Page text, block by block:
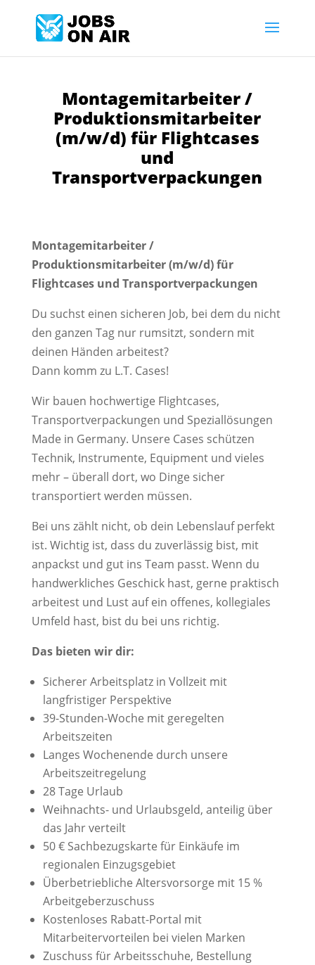
Montagemitarbeiter /
Produktionsmitarbeiter
(m/w/d) für Flightcases
und
Transportverpackungen
Montagemitarbeiter /
Produktionsmitarbeiter (m/w/d) für
Flightcases und Transportverpackungen
Du suchst einen sicheren Job, bei dem du nicht
den ganzen Tag nur rumsitzt, sondern mit
deinen Händen arbeitest?
Dann komm zu L.T. Cases!
Wir bauen hochwertige Flightcases,
Transportverpackungen und Speziallösungen
Made in Germany. Unsere Cases schützen
Technik, Instrumente, Equipment und vieles
mehr – überall dort, wo Dinge sicher
transportiert werden müssen.
Bei uns zählt nicht, ob dein Lebenslauf perfekt
ist. Wichtig ist, dass du zuverlässig bist, mit
anpackst und gut ins Team passt. Wenn du
handwerkliches Geschick hast, gerne praktisch
arbeitest und Lust auf ein offenes, kollegiales
Umfeld hast, bist du bei uns richtig.
Das bieten wir dir:
Sicherer Arbeitsplatz in Vollzeit mit
langfristiger Perspektive
39-Stunden-Woche mit geregelten
Arbeitszeiten
Langes Wochenende durch unsere
Arbeitszeitregelung
28 Tage Urlaub
Weihnachts- und Urlaubsgeld, anteilig über
das Jahr verteilt
50 € Sachbezugskarte für Einkäufe im
regionalen Einzugsgebiet
Überbetriebliche Altersvorsorge mit 15 %
Arbeitgeberzuschuss
Kostenloses Rabatt-Portal mit
Mitarbeitervorteilen bei vielen Marken
Zuschuss für Arbeitsschuhe, Bestellung